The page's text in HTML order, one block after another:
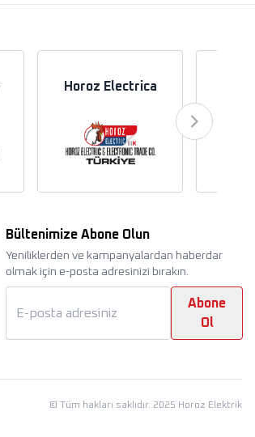
Horoz Electrica
Bültenimize Abone Olun
Yeniliklerden ve kampanyalardan haberdar
olmak için e-posta adresinizi bırakın.
Abone
Ol
© Tüm hakları saklıdır. 2025 Horoz Elektrik